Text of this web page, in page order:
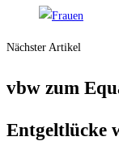
Nächster Artikel
vbw zum
Ent­gelt­lü­cke